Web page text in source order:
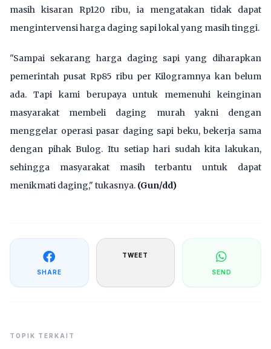
masih kisaran Rp120 ribu, ia mengatakan tidak dapat
mengintervensi harga daging sapi lokal yang masih tinggi.
"Sampai sekarang harga daging sapi yang diharapkan
pemerintah pusat Rp85 ribu per Kilogramnya kan belum
ada. Tapi kami berupaya untuk memenuhi keinginan
masyarakat membeli daging murah yakni dengan
menggelar operasi pasar daging sapi beku, bekerja sama
dengan pihak Bulog. Itu setiap hari sudah kita lakukan,
sehingga masyarakat masih terbantu untuk dapat
menikmati daging," tukasnya. (Gun/dd)
SHARE
TWEET
SEND
TOPIK TERKAIT